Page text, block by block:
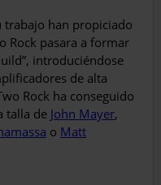
trabajo han propiciado
Rock pasara a formar
introduciéndose
de alta
Rock ha conseguido
talla de John Mayer,
o Matt